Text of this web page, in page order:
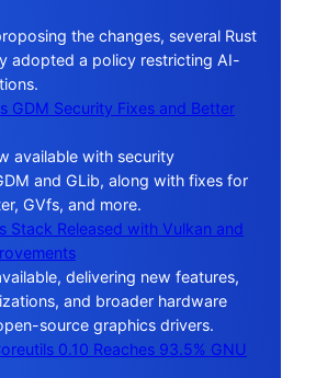
the changes, several Rust
adopted a policy restricting AI-
GDM Security Fixes and Better
available with security
and GLib, along with fixes for
GVfs, and more.
Stack Released with Vulkan and
delivering new features,
and broader hardware
source graphics drivers.
0.10 Reaches 93.5% GNU